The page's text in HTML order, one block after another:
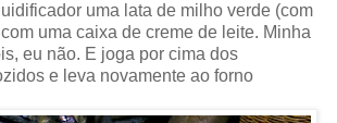
uma lata de milho verde (com
uma caixa de creme de leite. Minha
eu não. E joga por cima dos
e leva novamente ao forno